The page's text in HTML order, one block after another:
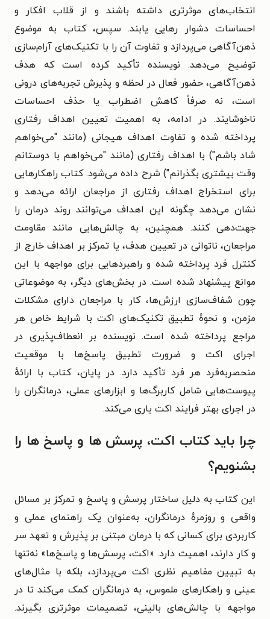
انتخاب‌های موثرتری داشته باشند و از قلاب افکار و
احساسات دشوار رهایی یابند. سپس، کتاب به موضوع
ذهن‌آگاهی می‌پردازد و تفاوت آن را با تکنیک‌های آرام‌سازی
توضیح می‌دهد. نویسنده تأکید کرده است که هدف
ذهن‌آگاهی، حضور فعال در لحظه و پذیرش تجربه‌های درونی
است، نه صرفاً کاهش اضطراب یا حذف احساسات
ناخوشایند. در ادامه، به اهمیت تعیین اهداف رفتاری
پرداخته شده و تفاوت اهداف هیجانی (مانند "می‌خواهم
شاد باشم") با اهداف رفتاری (مانند "می‌خواهم با دوستانم
وقت بیشتری بگذرانم") شرح داده می‌شود. کتاب راهکارهایی
برای استخراج اهداف رفتاری از مراجعان ارائه می‌دهد و
نشان می‌دهد چگونه این اهداف می‌توانند روند درمان را
جهت‌دهی کنند. همچنین، به چالش‌هایی مانند مقاومت
مراجعان، ناتوانی در تعیین هدف، یا تمرکز بر اهداف خارج از
کنترل فرد پرداخته شده و راهبردهایی برای مواجهه با این
موانع پیشنهاد شده است. در بخش‌های دیگر، به موضوعاتی
چون شفاف‌سازی ارزش‌ها، کار با مراجعان دارای مشکلات
مزمن، و نحوهٔ تطبیق تکنیک‌های اکت با شرایط خاص هر
مراجع پرداخته شده است. نویسنده بر انعطاف‌پذیری در
اجرای اکت و ضرورت تطبیق پاسخ‌ها با موقعیت
منحصربه‌فرد هر فرد تأکید دارد. در پایان، کتاب با ارائهٔ
پیوست‌هایی شامل کاربرگ‌ها و ابزارهای عملی، درمانگران را
در اجرای بهتر فرایند اکت یاری می‌کند.
چرا باید کتاب اکت، پرسش ها و پاسخ ها را
بشنویم؟
این کتاب به دلیل ساختار پرسش و پاسخ و تمرکز بر مسائل
واقعی و روزمرهٔ درمانگران، به‌عنوان یک راهنمای عملی و
کاربردی برای کسانی که با درمان مبتنی بر پذیرش و تعهد سر
و کار دارند، اهمیت دارد. «اکت، پرسش‌ها و پاسخ‌ها» نه‌تنها
به تبیین مفاهیم نظری اکت می‌پردازد، بلکه با مثال‌های
عینی و راهکارهای ملموس، به درمانگران کمک می‌کند تا در
مواجهه با چالش‌های بالینی، تصمیمات موثرتری بگیرند.